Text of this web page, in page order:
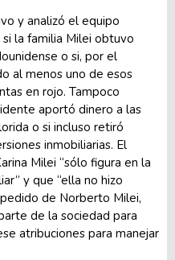
y analizó el equipo
la familia Milei obtuvo
o si, por el
al menos uno de esos
en rojo. Tampoco
aportó dinero a las
o si incluso retiró
inmobiliarias. El
Milei “sólo figura en la
y que “ella no hizo
de Norberto Milei,
de la sociedad para
atribuciones para manejar